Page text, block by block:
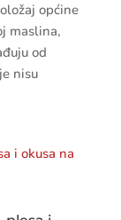
općine
maslina,
od
nisu